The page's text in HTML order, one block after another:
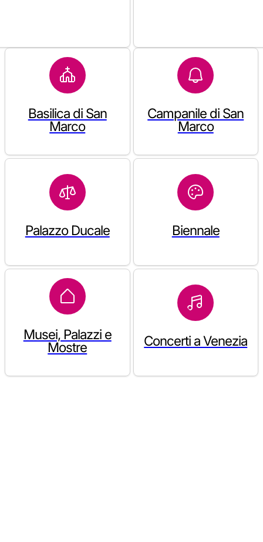
Basilica di San
Marco
Campanile di San
Marco
Palazzo Ducale Biennale
Musei, Palazzi e
Mostre
Concerti a Venezia